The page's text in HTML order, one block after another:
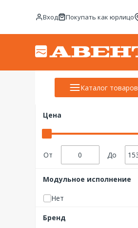
Вход Покупать как юрлицо
Каталог товаров
Цена
От До
Модульное исполнение
Нет
Бренд